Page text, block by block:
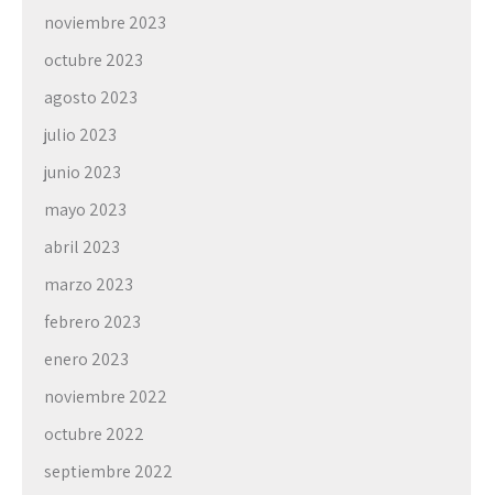
noviembre 2023
octubre 2023
agosto 2023
julio 2023
junio 2023
mayo 2023
abril 2023
marzo 2023
febrero 2023
enero 2023
noviembre 2022
octubre 2022
septiembre 2022